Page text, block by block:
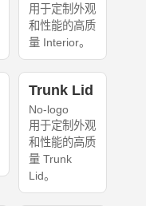
用于定制外观
和性能的高质
量 Interior。
Trunk Lid
No-logo
用于定制外观
和性能的高质
量 Trunk
Lid。